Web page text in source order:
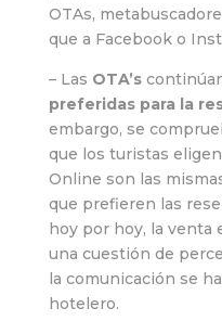
OTAs,
que a Facebook o
– Las OTA’s
preferidas para la
embargo, se
que los turistas
Online son las
que prefieren las
hoy por hoy, la venta
una cuestión de
la comunicación se
hotelero.